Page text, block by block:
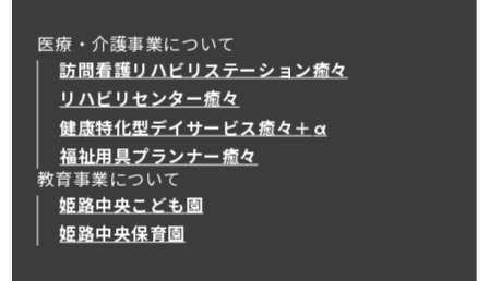
医療・介護事業について
訪問看護リハビリステーション癒々
リハビリセンター癒々
健康特化型デイサービス癒々＋ α
健康特化型デイサービス癒々＋
福祉用具プランナー癒々
教育事業について
姫路中央こども園
姫路中央保育園